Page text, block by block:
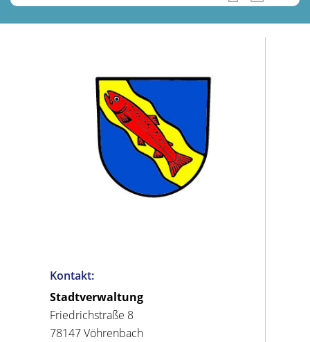
Kontakt:
Stadtverwaltung
Friedrichstraße 8
78147 Vöhrenbach